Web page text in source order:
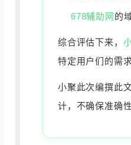
678辅助网 的
综合评估下来，
特定用户们的需
小聚此次编撰此
计，不确保准确